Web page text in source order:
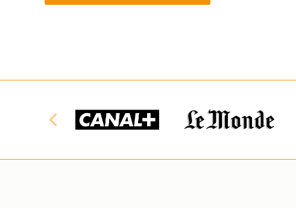
Previous